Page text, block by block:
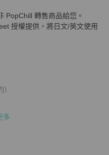
手鐲，附CC標誌，正品
PopChill 轉售商品給您。
授權提供，將日文/英文使用
多